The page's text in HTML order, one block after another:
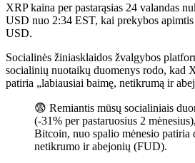
XRP kaina per pastarąsias 24 valandas
USD nuo 2:34 EST, kai prekybos
USD.
Socialinės žiniasklaidos žvalgybos
socialinių nuotaikų duomenys rodo, kad
patiria „labiausiai baimę, netikrumą ir
😨 Remiantis mūsų socialiniais
(-31% per pastaruosius 2
Bitcoin, nuo spalio mėnesio patiria
netikrumo ir abejonių (FUD).